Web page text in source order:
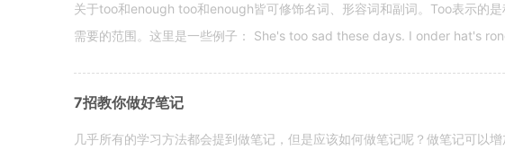
关于too和enough too和enough皆可修饰名词、形容词和副词。Too表示的
需要的范围。这里是一些例子： She's too sad these days. I onder hat's
7招教你做好笔记
几乎所有的学习方法都会提到做笔记，但是应该如何做笔记呢？做笔记可以